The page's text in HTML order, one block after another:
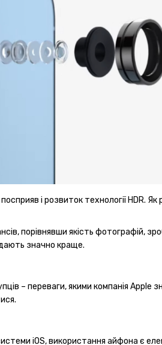
і розвиток технології HDR.
порівнявши якість фотографій,
значно краще.
– переваги, якими компанія
iOS, використання айфона є